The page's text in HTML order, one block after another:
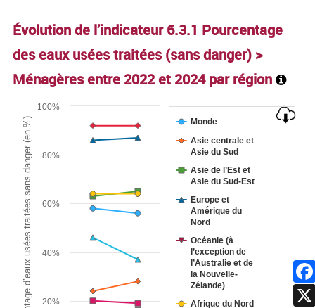
Évolution de l’indicateur 6.3.1 Pourcentage
des eaux usées traitées (sans danger) >
Ménagères entre 2022et 2024par région
Chart
Line chart with 9 lines.
The chart has 1 X axis displaying categories.
The chart has 1 Y axis displaying Pourcentage d’eaux
Pourcentage d’eaux usées traitées sans danger (en %)
Monde
Asie centrale et
Asie du Sud
Asie de l’Est et
Asie du Sud-Est
Europe et
Amérique du
Nord
Océanie (à
l’exception de
l’Australie et de
la Nouvelle-
Zélande)
Afrique du Nord
20%
40%
60%
80%
100%